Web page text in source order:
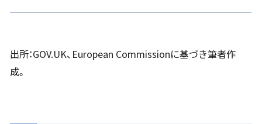
出所：GOV.UK、European Commissionに基づき筆者作
成。